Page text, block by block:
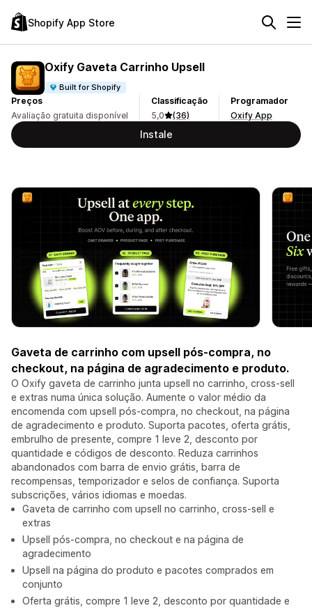
Shopify App Store
Oxify Gaveta Carrinho Upsell
Built for Shopify
Preços
Avaliação gratuita disponível
Classificação
5,0
(36)
Programador
Oxify App
Instale
Gaveta de carrinho com upsell pós-compra, no
checkout, na página de agradecimento e produto.
O Oxify gaveta de carrinho junta upsell no carrinho, cross-sell
e extras numa única solução. Aumente o valor médio da
encomenda com upsell pós-compra, no checkout, na página
de agradecimento e produto. Suporta pacotes, oferta grátis,
embrulho de presente, compre 1 leve 2, desconto por
quantidade e códigos de desconto. Reduza carrinhos
abandonados com barra de envio grátis, barra de
recompensas, temporizador e selos de confiança. Suporta
subscrições, vários idiomas e moedas.
Gaveta de carrinho com upsell no carrinho, cross-sell e
extras
Upsell pós-compra, no checkout e na página de
agradecimento
Upsell na página do produto e pacotes comprados em
conjunto
Oferta grátis, compre 1 leve 2, desconto por quantidade e